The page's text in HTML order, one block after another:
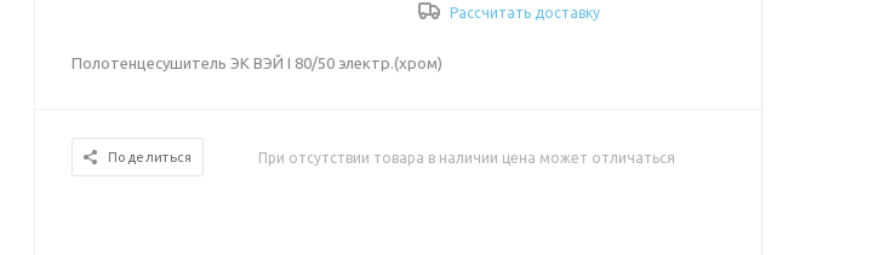
Рассчитать доставку
Полотенцесушитель ЭК ВЭЙ I 80/50 электр.(хром)
Поделиться При отсутствии товара в наличии цена может отличаться